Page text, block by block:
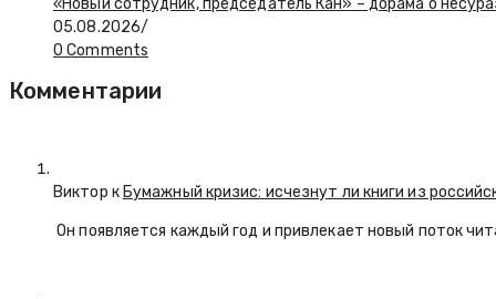
«Новый сотрудник, председатель Кан» – дорама о
05.08.2026/
0 Comments
Комментарии
Виктор к Бумажный кризис: исчезнут ли книги из
Он появляется каждый год и привлекает новый поток